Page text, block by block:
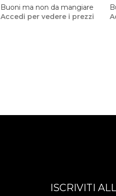
Buoni ma non da mangiare
Accedi per vedere i prezzi
ISCRIVITI